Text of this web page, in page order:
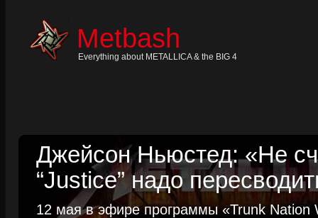
Metbash
Everything about METALLICA & the BIG 4
Джейсон Ньюстед: «Не
“Justice” надо
12 мая в эфире программы «Trunk Nation